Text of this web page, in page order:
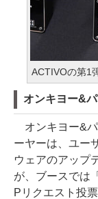
ACTIVOの第1
オンキヨー&
オンキヨー&パ
ーヤーは、ユー
ウェアのアップ
が、ブースでは
Pリクエスト投票